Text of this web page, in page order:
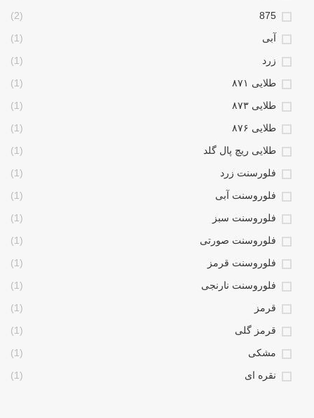
875
(2)
آبی
(1)
زرد
(1)
طلایی ۸۷۱
(1)
طلایی ۸۷۳
(1)
طلایی ۸۷۶
(1)
طلایی ریچ پال گلد
(1)
فلورسنت زرد
(1)
فلوروسنت آبی
(1)
فلوروسنت سبز
(1)
فلوروسنت صورتی
(1)
فلوروسنت قرمز
(1)
فلوروسنت نارنجی
(1)
قرمز
(1)
قرمز گلی
(1)
مشکی
(1)
نقره ای
(1)